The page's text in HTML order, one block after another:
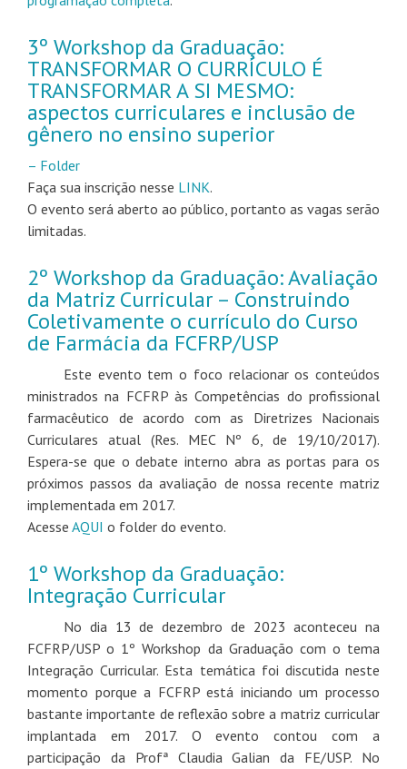
3º Workshop da Graduação:
TRANSFORMAR O CURRÍCULO É
TRANSFORMAR A SI MESMO:
aspectos curriculares e inclusão de
gênero no ensino superior
– Folder
Faça sua inscrição nesse LINK.
O evento será aberto ao público, portanto as vagas serão
limitadas.
2º Workshop da Graduação: Avaliação
da Matriz Curricular – Construindo
Coletivamente o currículo do Curso
de Farmácia da FCFRP/USP
Este evento tem o foco relacionar os conteúdos
ministrados na FCFRP às Competências do profissional
farmacêutico de acordo com as Diretrizes Nacionais
Curriculares atual (Res. MEC Nº 6, de 19/10/2017).
Espera-se que o debate interno abra as portas para os
próximos passos da avaliação de nossa recente matriz
implementada em 2017.
Acesse AQUI o folder do evento.
1º Workshop da Graduação:
Integração Curricular
No dia 13 de dezembro de 2023 aconteceu na
FCFRP/USP o 1º Workshop da Graduação com o tema
Integração Curricular. Esta temática foi discutida neste
momento porque a FCFRP está iniciando um processo
bastante importante de reflexão sobre a matriz curricular
implantada em 2017. O evento contou com a
participação da Profª Claudia Galian da FE/USP. No